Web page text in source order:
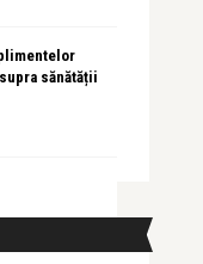
sănătății